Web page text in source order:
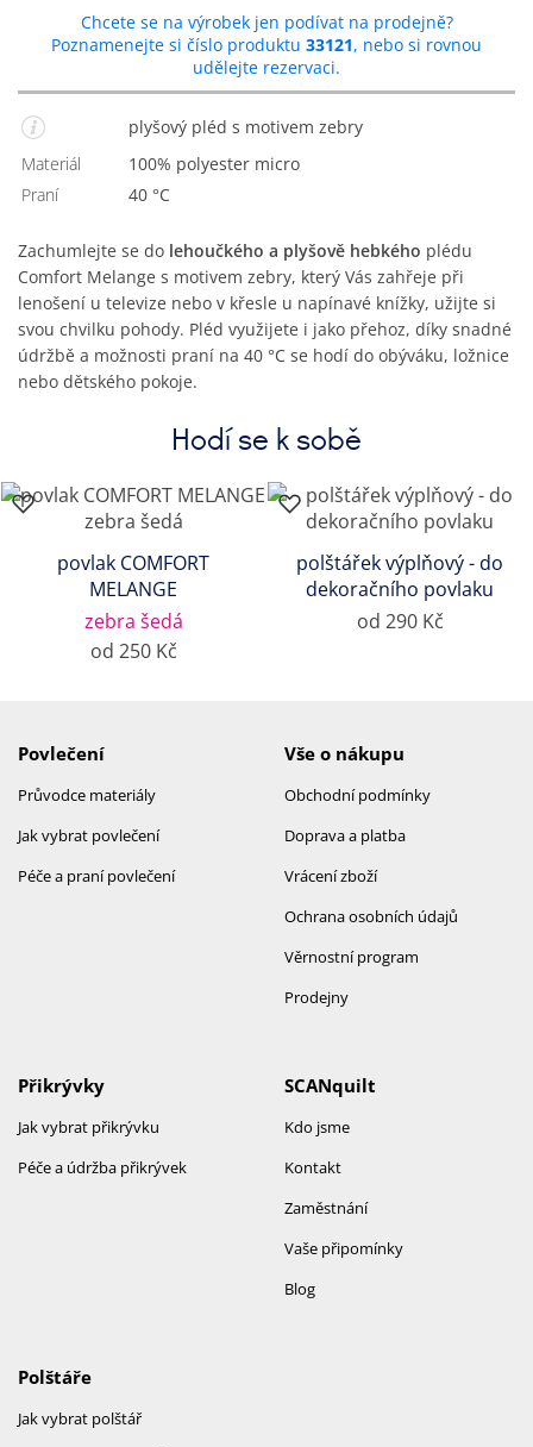
Chcete se na výrobek jen podívat na prodejně?
Poznamenejte si číslo produktu 33121, nebo si rovnou
udělejte rezervaci.
plyšový pléd s motivem zebry
Materiál
100% polyester micro
Praní
40 °C
Zachumlejte se do lehoučkého a plyšově hebkého plédu
Comfort Melange s motivem zebry, který Vás zahřeje při
lenošení u televize nebo v křesle u napínavé knížky, užijte si
svou chvilku pohody. Pléd využijete i jako přehoz, díky snadné
údržbě a možnosti praní na 40 °C se hodí do obýváku, ložnice
nebo dětského pokoje.
Hodí se k sobě
povlak COMFORT
MELANGE
zebra šedá
od 250 Kč
polštářek výplňový - do
dekoračního povlaku
od 290 Kč
Povlečení
Průvodce materiály
Jak vybrat povlečení
Péče a praní povlečení
Vše o nákupu
Obchodní podmínky
Doprava a platba
Vrácení zboží
Ochrana osobních údajů
Věrnostní program
Prodejny
SCANquilt
Kdo jsme
Kontakt
Zaměstnání
Vaše připomínky
Blog
Přikrývky
Jak vybrat přikrývku
Péče a údržba přikrývek
Polštáře
Jak vybrat polštář